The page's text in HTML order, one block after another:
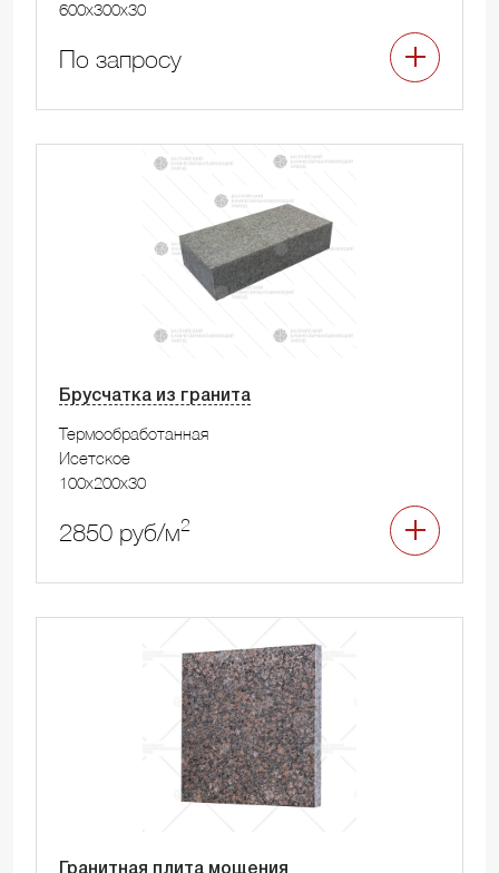
600x300x30
По запросу
Брусчатка из гранита
Термообработанная
Исетское
100x200x30
2850 руб/м2
Гранитная плита мощения